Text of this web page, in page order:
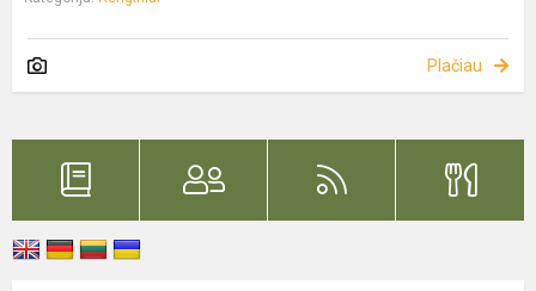
Plačiau